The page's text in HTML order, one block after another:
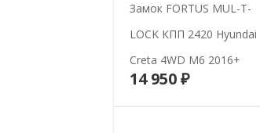
Замок FORTUS MUL-T-
LOCK КПП 2420 Hyundai
Creta 4WD M6 2016+
14 950 ₽В корзину